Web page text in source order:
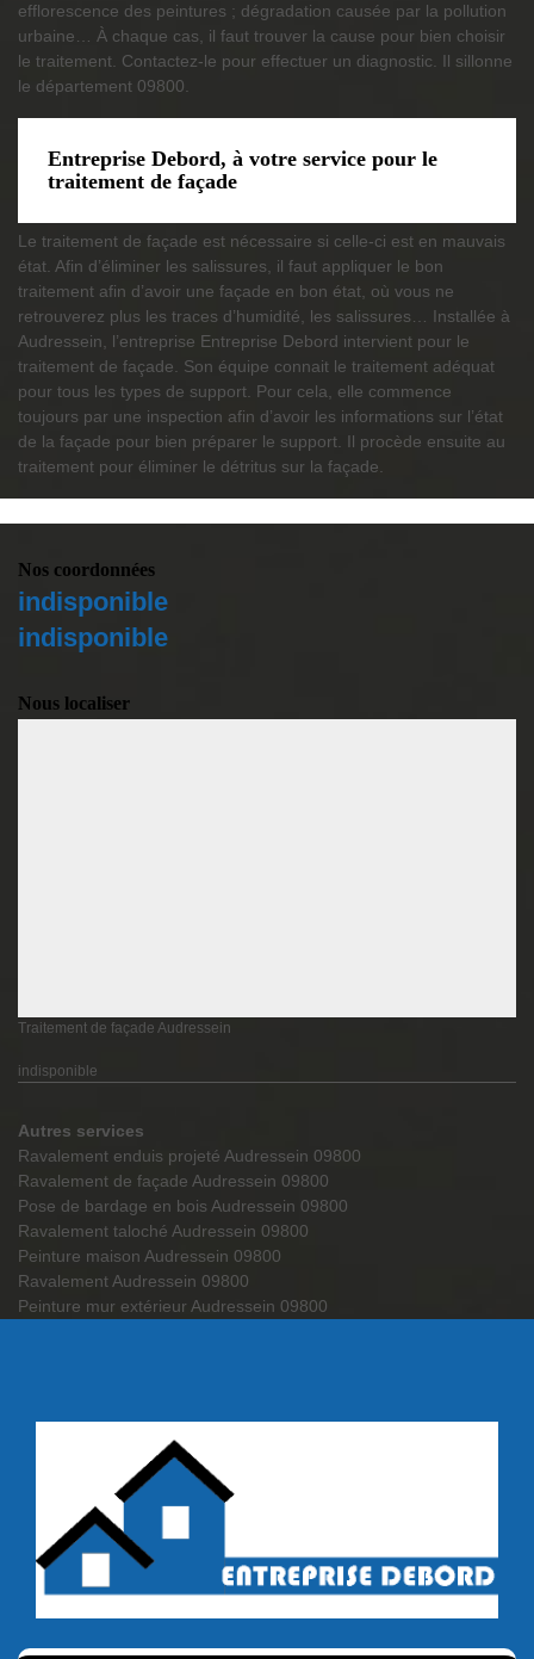
efflorescence des peintures ; dégradation causée par la pollution
urbaine… À chaque cas, il faut trouver la cause pour bien choisir
le traitement. Contactez-le pour effectuer un diagnostic. Il sillonne
le département 09800.
Entreprise Debord, à votre service pour le
traitement de façade
Le traitement de façade est nécessaire si celle-ci est en mauvais
état. Afin d’éliminer les salissures, il faut appliquer le bon
traitement afin d’avoir une façade en bon état, où vous ne
retrouverez plus les traces d’humidité, les salissures… Installée à
Audressein, l’entreprise Entreprise Debord intervient pour le
traitement de façade. Son équipe connait le traitement adéquat
pour tous les types de support. Pour cela, elle commence
toujours par une inspection afin d’avoir les informations sur l’état
de la façade pour bien préparer le support. Il procède ensuite au
traitement pour éliminer le détritus sur la façade.
Nos coordonnées
indisponible
indisponible
Nous localiser
Traitement de façade Audressein
indisponible
Autres services
Ravalement enduis projeté Audressein 09800
Ravalement de façade Audressein 09800
Pose de bardage en bois Audressein 09800
Ravalement taloché Audressein 09800
Peinture maison Audressein 09800
Ravalement Audressein 09800
Peinture mur extérieur Audressein 09800